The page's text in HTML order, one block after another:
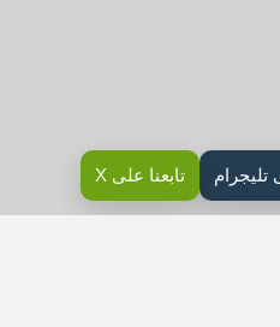
تليجرام تابعنا على X